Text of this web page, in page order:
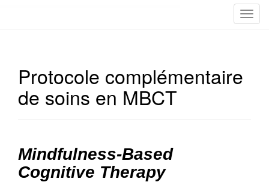
T
Protocole complémentaire
de soins en MBCT
Mindfulness-Based
Cognitive Therapy